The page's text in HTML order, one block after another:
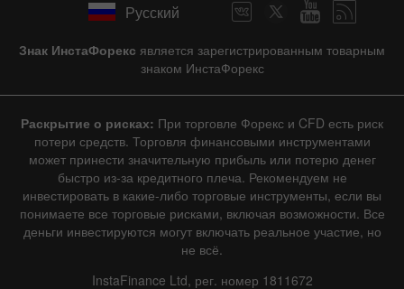
Русский
Знак ИнстаФорекс является зарегистрированным товарным
знаком ИнстаФорекс
Раскрытие о рисках: При торговле Форекс и CFD есть риск
потери средств. Торговля финансовыми инструментами
может принести значительную прибыль или потерю денег
быстро из-за кредитного плеча. Рекомендуем не
инвестировать в какие-либо торговые инструменты, если вы
понимаете все торговые рисками, включая возможности. Все
деньги инвестируются могут включать реальное участие, но
не всё.
InstaFinance Ltd, рег. номер 1811672